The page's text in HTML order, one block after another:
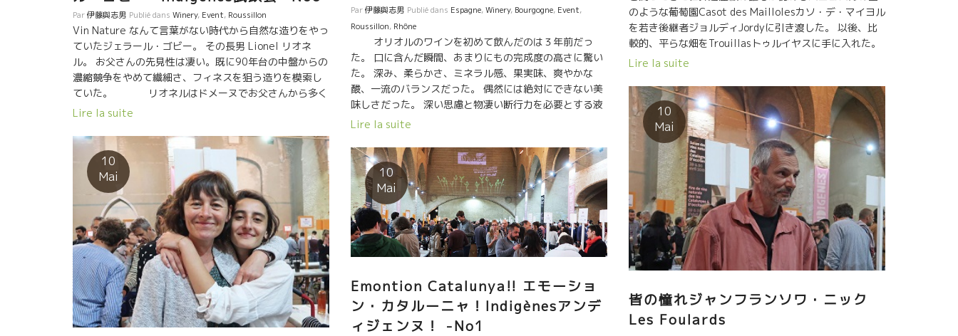
Par伊藤與志男 Publié dans Winery, Event, Roussillon
Vin Nature なんて言葉がない時代から自然な造りをやっ
ていたジェラール・ゴビー。 その長男 Lionel リオネ
ル。 お父さんの先見性は凄い。既に90年台の中盤からの
濃縮競争をやめて繊細さ、フィネスを狙う造りを模索し
ていた。 リオネルはドメーヌでお父さんから多く
の事を学んだ。 小さい頃から特別なワインの香りに馴染
る。 その感性を生かして、試してみたい醸造方法があっ
た。自分のアイデアで独自のワインを造ってみたかっ
た。 １３年に Eau de Souche オー・ドゥ・スッシュ社
を設立した。 流石、ゴビ家の長男、リオネルの繊細な感
性が活かされた素晴らしいワイン達が醸されている。 私
はリオネルが小学生の時代から知っている。 今でも、
時々ゴビー家ではテーブルを共にしている。 リオネ
ルは心やさしい性格、芯はお父さん譲りの頑固とした強
さを持っている。 そして、心にいつも遊び心も持ってい
る。 ワインもその性格どおり、やさしいタンニン、酸も
含んだ果実味、でも南の太陽をいい方向に生かしたボリ
ューム感も確りと備えている。極少量の特別 Cuvée ブデ
ィ・ヴィルも日本向けに確保できました。お楽しみ
Lire la suite
Par伊藤與志男 Publié dans Espagne,Winery, Bourgogne, Event,
Roussillon, Rhône
オリオルのワインを初めて飲んだのは３年前だっ
た。 口に含んだ瞬間、あまりにもの完成度の高さに驚い
た。 深み、柔らかさ、ミネラル感、果実味、爽やかな
酸、一流のバランスだった。 偶然には絶対にできない美
味しさだった。 深い思慮と物凄い断行力を必要とする液
体だった。 オリオルのことを知れば知るほどに凄いなと
オルはカタルーニャ地方でワイン醸造学校の先生も務め
ている。 フランスではありえないことだ。 フランスのワ
イン学校の先生で自然な手法でワインを造ることができ
る人は皆無だ。 自然なワイン造りを科学的観点から真正
面に取り組んでいる。 やっと、待ちに待った人物が出て
きた。 彼女のアヌクは東洋系フランス人。 だらから、
時々フランスに来てフランスの蔵を周って研究してい
る。 フィリップ・パカレ、ドミニック・ドゥラン、フィ
ァレスなど 色んなタイプの醸造家と逢って勉強してい
る。 何より人間性が良い。 山が好きで暇がればピレ
ネーの山に入る。自然を尊重して心より愛している。 ま
Lire la suite
のような葡萄園Casot des Maillolesカソ・デ・マイヨル
を若き後継者ジョルディJordyに引き渡した。 以後、比
較的、平らな畑をTrouillasトゥルイヤスに手に入れた。
自分用に飲むワインを造り出した。 残ったワインをチョ
のCasot des Maillolesカソ・デ・マイヨルを覚えてい
る。 シストの岩盤ジュースのようなワイン、その上に強
烈に濃縮した果実だった。 ９０年台は皆濃縮競争をやっ
ていた。 でも、アランのワインは濃縮していても体に入
っていた。 そして、今、まるで“水”のような透明感
のあるワインを醸すアラン。 アランの人生がそのまま表
現されている。 いろんな局面を乗り越えてきたアランの
人生、そして、今が表現されている。 まさに、癒しワイ
ン。酷使した自分の肉体を癒してくれるようなホットし
たワインだ。 お疲れの皆さん、アランのワインを飲んで
みてください。 スーット体が軽くなってきますよ！ 私の
大好きなワインの一つ。
Lire la suite
10
Mai
皆の憧れジャンフランソワ・ニック
Les Foulards
10
Mai
10
Mai
Emontion Catalunya!! エモーショ
ン・カタルーニャ！Indigènesアンデ
ィジェンヌ！ -No1